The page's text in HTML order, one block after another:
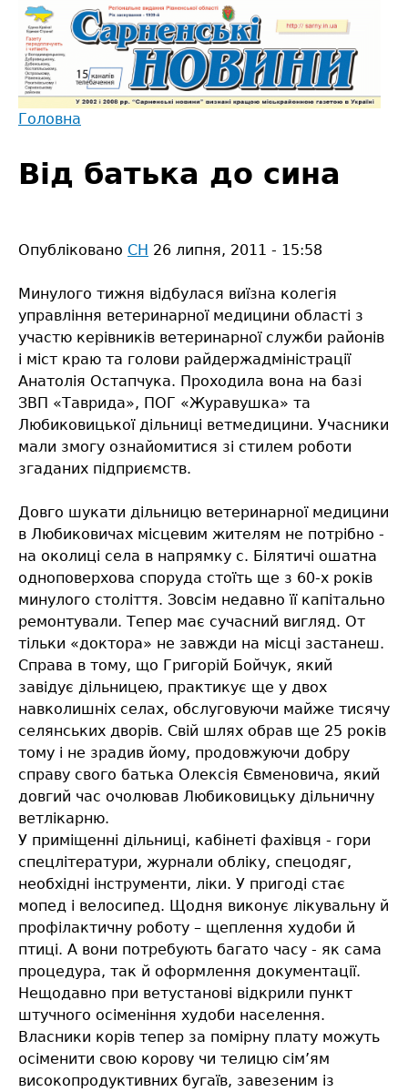
Jump
navigation
є
Головна
to
top
Від батька до сина
Опубліковано СН 26 липня, 2011 - 15:58
Минулого тижня відбулася виїзна колегія
управління ветеринарної медицини області з
участю керівників ветеринарної служби районів
і міст краю та голови райдержадміністрації
Анатолія Остапчука. Проходила вона на базі
ЗВП «Таврида», ПОГ «Журавушка» та
Любиковицької дільниці ветмедицини. Учасники
мали змогу ознайомитися зі стилем роботи
згаданих підприємств.
Довго шукати дільницю ветеринарної медицини
в Любиковичах місцевим жителям не потрібно -
на околиці села в напрямку с. Білятичі ошатна
одноповерхова споруда стоїть ще з 60-х років
минулого століття. Зовсім недавно її капітально
ремонтували. Тепер має сучасний вигляд. От
тільки «доктора» не завжди на місці застанеш.
Справа в тому, що Григорій Бойчук, який
завідує дільницею, практикує ще у двох
навколишніх селах, обслуговуючи майже тисячу
селянських дворів. Свій шлях обрав ще 25 років
тому і не зрадив йому, продовжуючи добру
справу свого батька Олексія Євменовича, який
довгий час очолював Любиковицьку дільничну
ветлікарню.
У приміщенні дільниці, кабінеті фахівця - гори
спецлітератури, журнали обліку, спецодяг,
необхідні інструменти, ліки. У пригоді стає
мопед і велосипед. Щодня виконує лікувальну й
профілактичну роботу – щеплення худоби й
птиці. А вони потребують багато часу - як сама
процедура, так й оформлення документації.
Нещодавно при ветустанові відкрили пункт
штучного осіменіння худоби населення.
Власники корів тепер за помірну плату можуть
осіменити свою корову чи телицю сім’ям
високопродуктивних бугаїв, завезеним із